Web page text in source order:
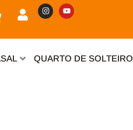
I
n
s
a
Y
o
u
QUARTO DE SOLTEIRO